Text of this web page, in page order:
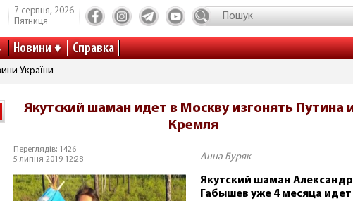
7 серпня, 2026
Пятниця
Новини Справка
України
Якутский шаман идет в Москву изгонять Путина
Кремля
Переглядів: 1426
5 липня 2019 12:28
Анна Буряк
Якутский шаман Александр
Габышев уже 4 месяца идет